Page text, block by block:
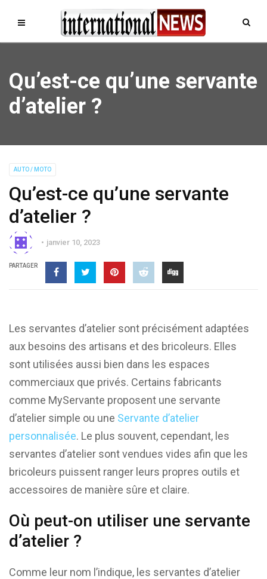
Qu’est-ce qu’une servante
d’atelier ?
AUTO / MOTO
Qu’est-ce qu’une servante
d’atelier ?
janvier 10, 2023
PARTAGER
Les servantes d’atelier sont précisément adaptées
aux besoins des artisans et des bricoleurs. Elles
sont utilisées aussi bien dans les espaces
commerciaux que privés. Certains fabricants
comme MyServante proposent une servante
d’atelier simple ou une Servante d’atelier
personnalisée. Le plus souvent, cependant, les
servantes d’atelier sont vendues vides afin que les
bricoleurs puissent ranger leurs propres outils et
accessoires de manière sûre et claire.
Où peut-on utiliser une servante
d’atelier ?
Comme leur nom l’indique, les servantes d’atelier